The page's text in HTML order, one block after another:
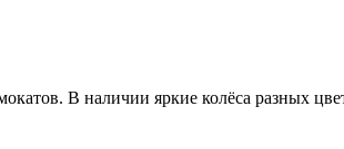
В наличии яркие колёса разных